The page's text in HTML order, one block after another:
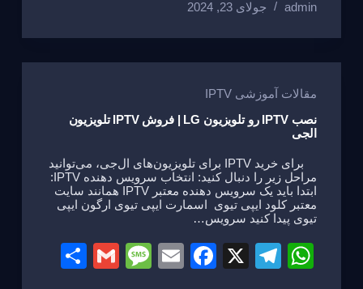
at
s
A
p
p
e
gr
a
m
c
e
b
o
a
g
e
admin جولای 23, 2024
مقالات آموزشی IPTV
نصب IPTV رو تلویزیون LG | فروش IPTV تلویزیون
الجی
برای خرید IPTV برای تلویزیون‌های ال‌جی، می‌توانید
مراحل زیر را دنبال کنید: انتخاب سرویس دهنده IPTV:
ابتدا باید یک سرویس دهنده معتبر IPTV همانند سایت
معتبر کلود ایپی تیوی اسمارت ایپی تیوی ارگون ایپی
تیوی پیدا کنید سرویس…
W
T
X
F
E
M
G